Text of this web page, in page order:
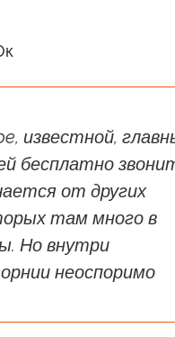
известной,
бесплатно
от других
там много в
Но внутри
неоспоримо